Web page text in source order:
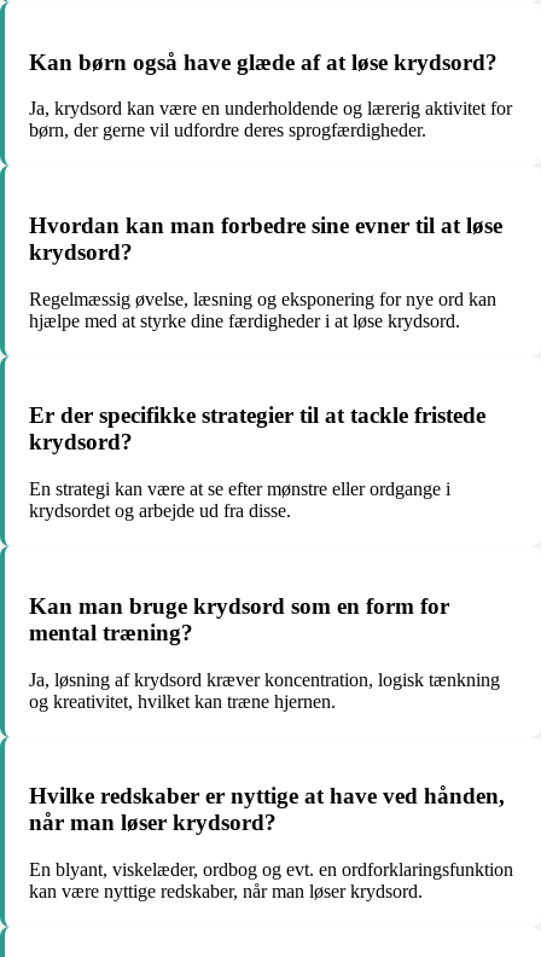
Kan børn også have glæde af at løse krydsord?
Ja, krydsord kan være en underholdende og lærerig aktivitet for
børn, der gerne vil udfordre deres sprogfærdigheder.
Hvordan kan man forbedre sine evner til at løse
krydsord?
Regelmæssig øvelse, læsning og eksponering for nye ord kan
hjælpe med at styrke dine færdigheder i at løse krydsord.
Er der specifikke strategier til at tackle fristede
krydsord?
En strategi kan være at se efter mønstre eller ordgange i
krydsordet og arbejde ud fra disse.
Kan man bruge krydsord som en form for
mental træning?
Ja, løsning af krydsord kræver koncentration, logisk tænkning
og kreativitet, hvilket kan træne hjernen.
Hvilke redskaber er nyttige at have ved hånden,
når man løser krydsord?
En blyant, viskelæder, ordbog og evt. en ordforklaringsfunktion
kan være nyttige redskaber, når man løser krydsord.